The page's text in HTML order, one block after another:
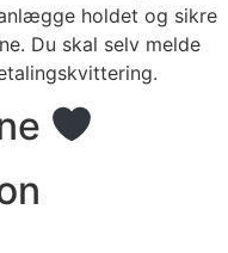
holdet og sikre
Du skal selv melde